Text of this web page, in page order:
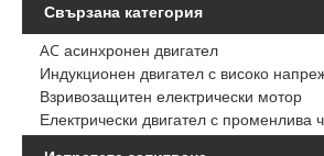
Свързана категория
AC асинхронен двигател
Индукционен двигател с високо
Взривозащитен електрически мотор
Електрически двигател с променлива